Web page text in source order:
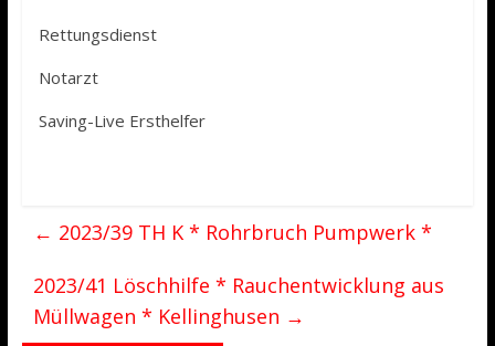
Rettungsdienst
Notarzt
Saving-Live Ersthelfer
← 2023/39 TH K * Rohrbruch Pumpwerk *
2023/41 Löschhilfe * Rauchentwicklung aus
Müllwagen * Kellinghusen →